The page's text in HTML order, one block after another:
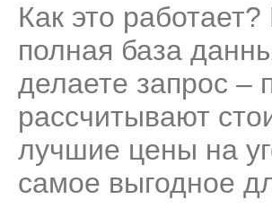
Как это
полная база
делаете запрос –
рассчитывают
лучшие цены на
самое выгодное